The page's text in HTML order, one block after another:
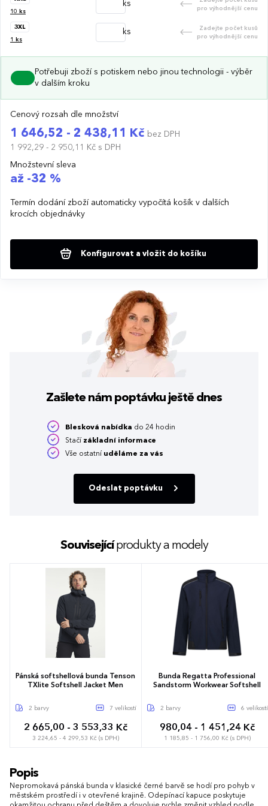
10 ks
ks
pro výhodnější cenu
3XL
1 ks
ks
Zadejte počet kusů
pro výhodnější cenu
Potřebuji zboží s potiskem nebo jinou technologii - výběr
v dalším kroku
Cenový rozsah dle množství
1 646,52 - 2 438,11 Kč bez DPH
1 992,29 - 2 950,11 Kč s DPH
Množstevní sleva
až -32 %
Termín dodání zboží automaticky vypočítá košík v dalších
krocích objednávky
Konfigurovat a vložit do košíku
Zašlete nám poptávku ještě dnes
Blesková nabídka do 24 hodin
Stačí základní informace
Vše ostatní uděláme za vás
Odeslat poptávku
Souvisejícíprodukty a modely
Pánská softshellová bunda Tenson
TXlite Softshell Jacket Men
2 barvy 7 velikostí
2 665,00 - 3 553,33 Kč
3 224,65 - 4 299,53 Kč (s DPH)
S
4XL
Bunda Regatta Professional
Sandstorm Workwear Softshell
2 barvy 6 velikostí
980,04 - 1 451,24 Kč
1 185,85 - 1 756,00 Kč (s DPH)
Popis
Nepromokavá pánská bunda v klasické černé barvě se hodí pro pohyb v
městském prostředí i v otevřené krajině. Odepínací kapuce poskytuje